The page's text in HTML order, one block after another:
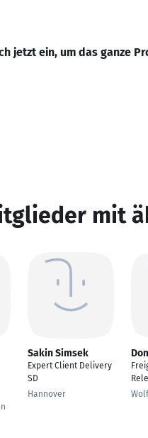
jetzt ein, um das ganze
mit
Sakin Simsek
Expert Client Delivery
SD
Hannover